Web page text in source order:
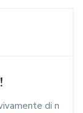
di n